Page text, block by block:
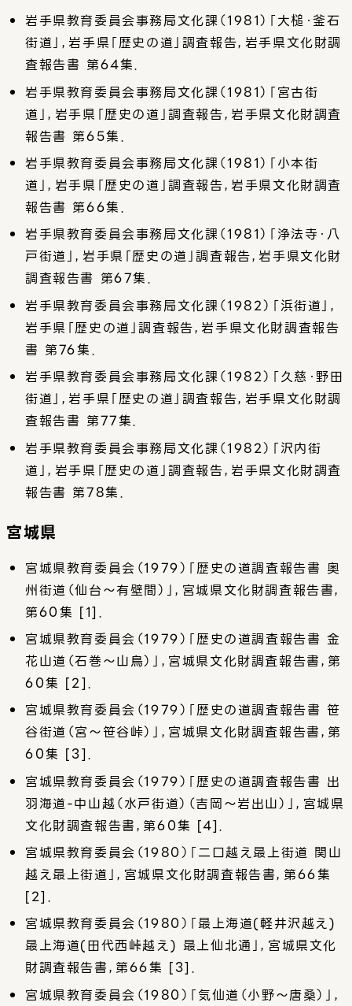
岩手県教育委員会事務局文化課（1981）「大槌・釜石
街道」，岩手県「歴史の道」調査報告，岩手県文化財調
査報告書 第64集．
岩手県教育委員会事務局文化課（1981）「宮古街
道」，岩手県「歴史の道」調査報告，岩手県文化財調査
報告書 第65集．
岩手県教育委員会事務局文化課（1981）「小本街
道」，岩手県「歴史の道」調査報告，岩手県文化財調査
報告書 第66集．
岩手県教育委員会事務局文化課（1981）「浄法寺・八
戸街道」，岩手県「歴史の道」調査報告，岩手県文化財
調査報告書 第67集．
岩手県教育委員会事務局文化課（1982）「浜街道」，
岩手県「歴史の道」調査報告，岩手県文化財調査報告
書 第76集．
岩手県教育委員会事務局文化課（1982）「久慈・野田
街道」，岩手県「歴史の道」調査報告，岩手県文化財調
査報告書 第77集．
岩手県教育委員会事務局文化課（1982）「沢内街
道」，岩手県「歴史の道」調査報告，岩手県文化財調査
報告書 第78集．
宮城県
宮城県教育委員会（1979）「歴史の道調査報告書 奥
州街道（仙台～有壁間）」，宮城県文化財調査報告書，
第60集 [1]．
宮城県教育委員会（1979）「歴史の道調査報告書 金
花山道（石巻～山鳥）」，宮城県文化財調査報告書，第
60集 [2]．
宮城県教育委員会（1979）「歴史の道調査報告書 笹
谷街道（宮～笹谷峠）」，宮城県文化財調査報告書，第
60集 [3]．
宮城県教育委員会（1979）「歴史の道調査報告書 出
羽海道-中山越（水戸街道）（吉岡～岩出山）」，宮城県
文化財調査報告書，第60集 [4]．
宮城県教育委員会（1980）「二口越え最上街道 関山
越え最上街道」，宮城県文化財調査報告書，第66集
[2]．
宮城県教育委員会（1980）「最上海道(軽井沢越え)
最上海道(田代西峠越え) 最上仙北通」，宮城県文化
財調査報告書，第66集 [3]．
宮城県教育委員会（1980）「気仙道（小野〜唐桑）」，